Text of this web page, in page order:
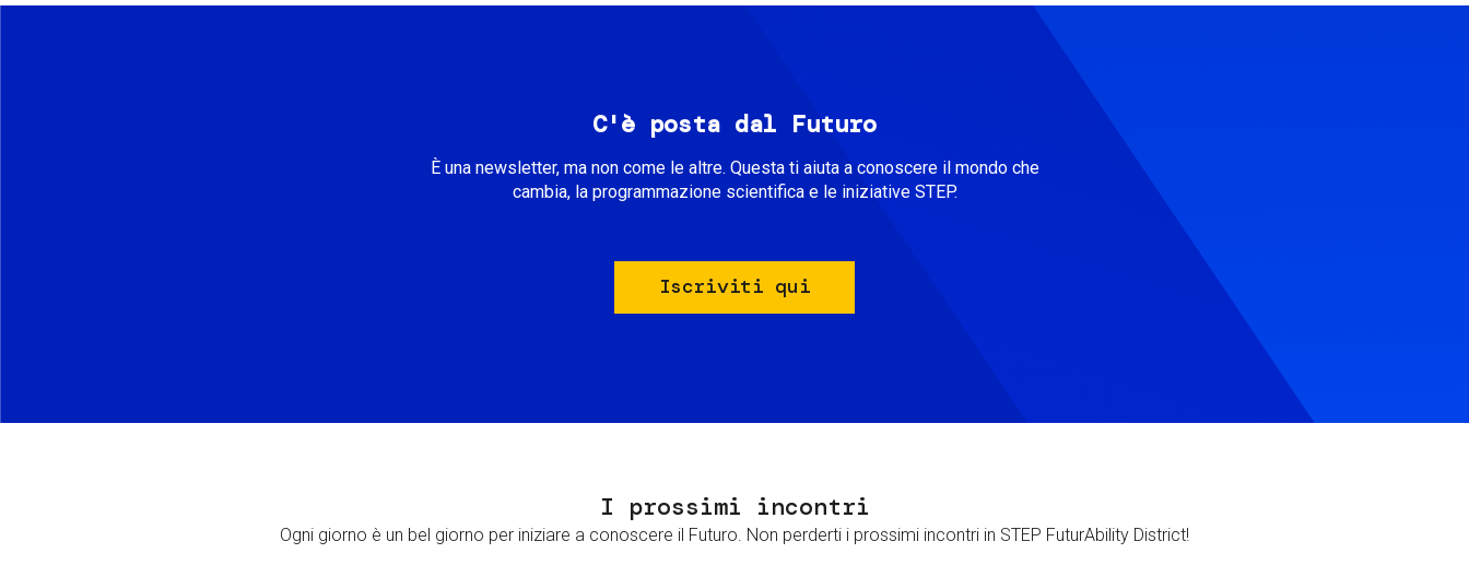
C'è posta dal Futuro
È una newsletter, ma non come le altre. Questa ti aiuta a conoscere il mondo che
cambia, la programmazione scientifica e le iniziative STEP.
Iscriviti qui
I prossimi incontri
Ogni giorno è un bel giorno per iniziare a conoscere il Futuro. Non perderti i prossimi incontri in STEP FuturAbility District!